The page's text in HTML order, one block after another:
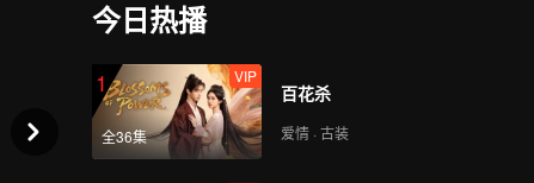
今日热播
1
全36集
VIP
百花杀
爱情 · 古装